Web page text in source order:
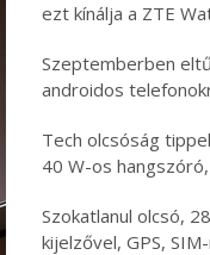
ezt kínálja a ZTE
Szeptemberben
androidos
Tech olcsóság
40 W-os
Szokatlanul olcsó,
kijelzővel, GPS,